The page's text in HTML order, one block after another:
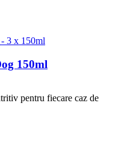
150ml
pentru fiecare caz de